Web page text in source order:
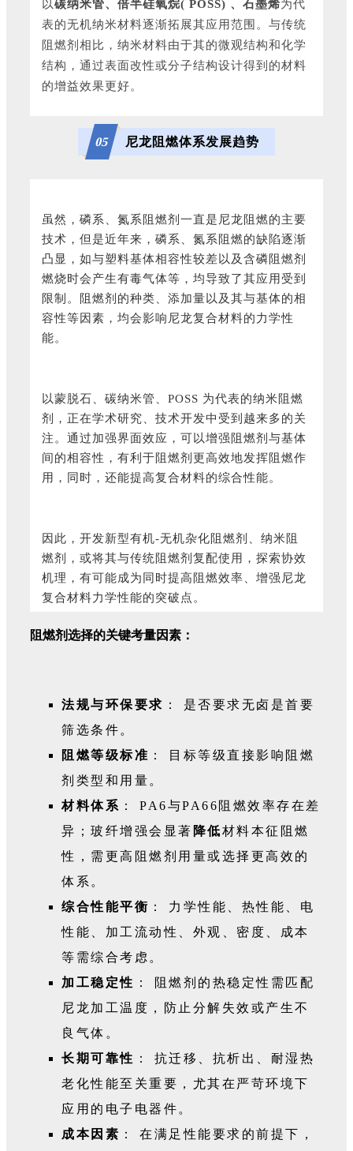
以碳纳米管、倍半硅氧烷( POSS) 、石墨烯为代
表的无机纳米材料逐渐拓展其应用范围。与传统
阻燃剂相比，纳米材料由于其的微观结构和化学
结构，通过表面改性或分子结构设计得到的材料
的增益效果更好。
05 尼龙阻燃体系发展趋势
虽然，磷系、氮系阻燃剂一直是尼龙阻燃的主要
技术，但是近年来，磷系、氮系阻燃的缺陷逐渐
凸显，如与塑料基体相容性较差以及含磷阻燃剂
燃烧时会产生有毒气体等，均导致了其应用受到
限制。阻燃剂的种类、添加量以及其与基体的相
容性等因素，均会影响尼龙复合材料的力学性
能。
以蒙脱石、碳纳米管、POSS 为代表的纳米阻燃
剂，正在学术研究、技术开发中受到越来多的关
注。通过加强界面效应，可以增强阻燃剂与基体
间的相容性，有利于阻燃剂更高效地发挥阻燃作
用，同时，还能提高复合材料的综合性能。
因此，开发新型有机-无机杂化阻燃剂、纳米阻
燃剂，或将其与传统阻燃剂复配使用，探索协效
机理，有可能成为同时提高阻燃效率、增强尼龙
复合材料力学性能的突破点。
阻燃剂选择的关键考量因素：
法规与环保要求 ： 是否要求无卤是首要
筛选条件。
阻燃等级标准 ： 目标等级直接影响阻燃
剂类型和用量。
材料体系 ： PA6与PA66阻燃效率存在差
异；玻纤增强会显著 降低材料本征阻燃
性，需更高阻燃剂用量或选择更高效的
体系。
综合性能平衡 ： 力学性能、热性能、电
性能、加工流动性、外观、密度、成本
等需综合考虑。
加工稳定性 ： 阻燃剂的热稳定性需匹配
尼龙加工温度，防止分解失效或产生不
良气体。
长期可靠性 ： 抗迁移、抗析出、耐湿热
老化性能至关重要，尤其在严苛环境下
应用的电子电器件。
成本因素 ： 在满足性能要求的前提下，